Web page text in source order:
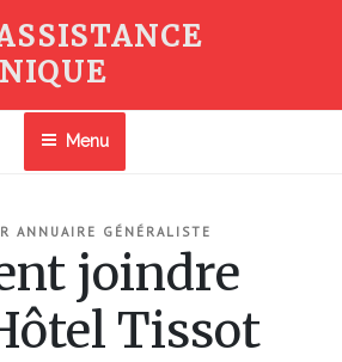
Menu
ANNUAIRE GÉNÉRALISTE
joindre
Tissot